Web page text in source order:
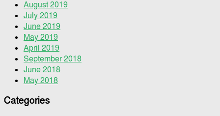
August 2019
July 2019
June 2019
May 2019
April 2019
September 2018
June 2018
May 2018
Categories